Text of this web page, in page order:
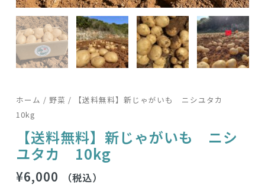
ホーム /野菜 / 【送料無料】新じゃがいも ニシユタカ
10kg
【送料無料】新じゃがいも ニシ
ユタカ 10kg
¥6,000 （税込）